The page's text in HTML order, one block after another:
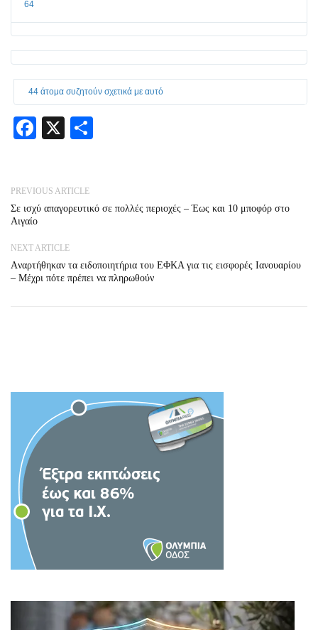
64
44 άτομα συζητούν σχετικά με αυτό
Facebook
X
PREVIOUS ARTICLE
Σε ισχύ απαγορευτικό σε πολλές περιοχές – Έως και 10 μποφόρ στο
Αιγαίο
NEXT ARTICLE
Aναρτήθηκαν τα ειδοποιητήρια του ΕΦΚΑ για τις εισφορές Ιανουαρίου
– Μέχρι πότε πρέπει να πληρωθούν